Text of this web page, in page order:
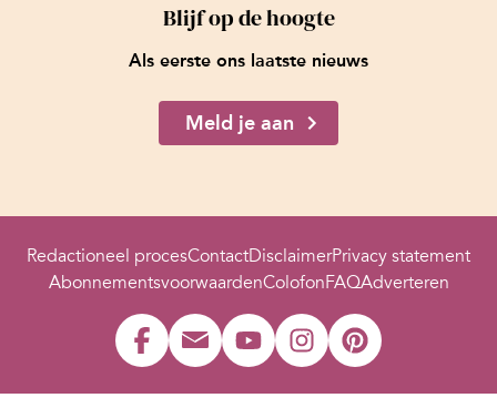
Blijf op de hoogte
Als eerste ons laatste nieuws
Meld je aan
Redactioneel procesContactDisclaimerPrivacy statement
AbonnementsvoorwaardenColofonFAQAdverteren